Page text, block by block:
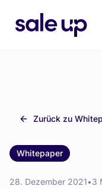
Zurück zu
Whitepaper
28. Dezember 2021•3